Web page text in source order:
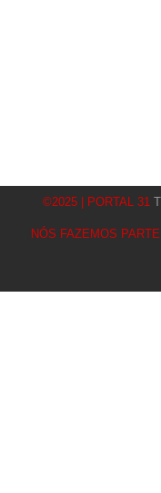
©2025 | PORTAL 31
NÓS FAZEMOS